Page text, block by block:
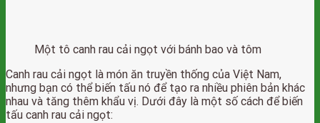
Một tô canh rau cải ngọt với bánh bao và tôm
Canh rau cải ngọt là món ăn truyền thống của Việt Nam,
nhưng bạn có thể biến tấu nó để tạo ra nhiều phiên bản khác
nhau và tăng thêm khẩu vị. Dưới đây là một số cách để biến
tấu canh rau cải ngọt: